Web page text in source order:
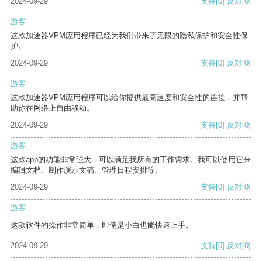
游客
这款加速器VPM应用程序已经为我们带来了无限的隐私保护和安全性保
护。
2024-09-29
支持[0] 反对[0]
游客
这款加速器VPM应用程序可以给你提供最高速度和安全性的连接，并帮
助你在网络上自由移动。
2024-09-29
支持[0] 反对[0]
游客
这款app的功能非常强大，可以满足我所有的工作需求。我可以使用它来
编辑文档、制作演示文稿、管理日程安排等。
2024-09-29
支持[0] 反对[0]
游客
这款软件的操作非常简单，即使是小白也能快速上手。
2024-09-29 支持[0] 反对[0]